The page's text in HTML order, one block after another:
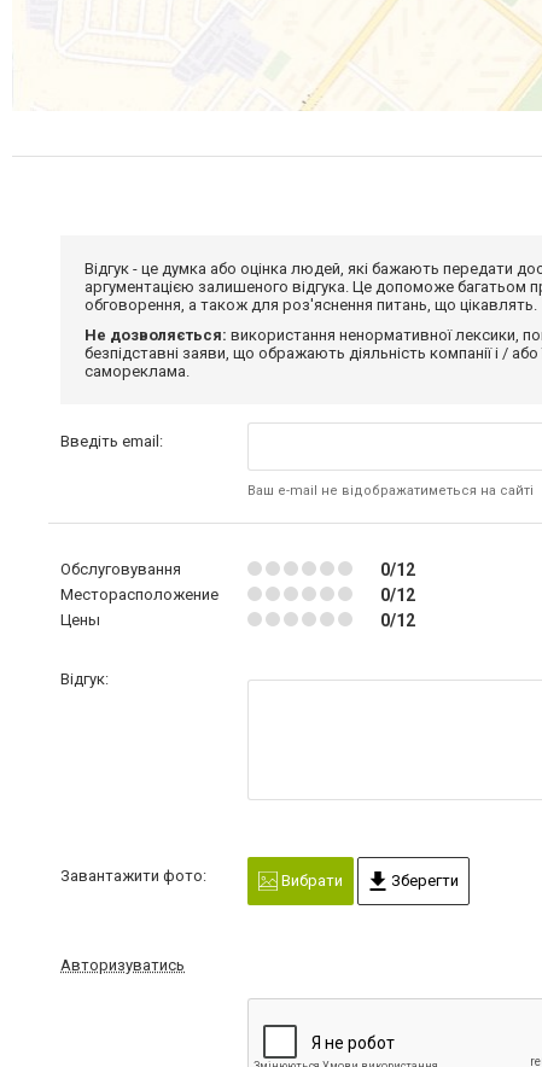
Відгук - це думка або оцінка людей, які бажають передати
аргументацією залишеного відгука. Це допоможе багатьом
обговорення, а також для роз'яснення питань, що цікавлять.
Не дозволяється: використання ненормативної лексики,
безпідставні заяви, що ображають діяльність компанії і /
самореклама.
Введіть email:
Ваш e-mail не відображатиметься на сайті
Обслуговування 0/12
Месторасположение 0/12
Цены 0/12
Відгук:
Завантажити фото: Вибрати Зберегти
Авторизуватись